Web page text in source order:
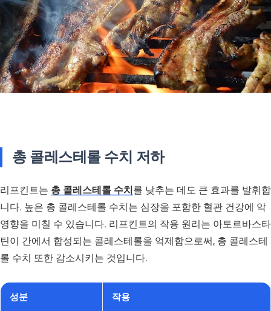
총 콜레스테롤 수치 저하
리프킨트는 총 콜레스테롤 수치를 낮추는 데도 큰 효과를 발휘합
니다. 높은 총 콜레스테롤 수치는 심장을 포함한 혈관 건강에 악
영향을 미칠 수 있습니다. 리프킨트의 작용 원리는 아토르바스타
틴이 간에서 합성되는 콜레스테롤을 억제함으로써, 총 콜레스테
롤 수치 또한 감소시키는 것입니다.
성분 작용